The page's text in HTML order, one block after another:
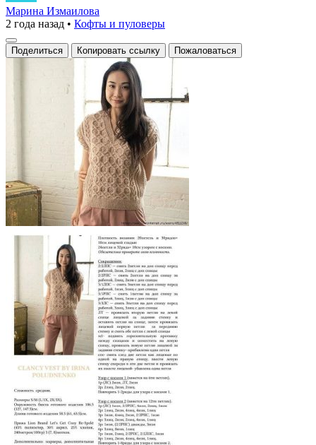
уют
и
стиль
Марина Измаилова
2 года назад • Кофты и пуловеры
Поделиться Копировать ссылку Пожаловаться